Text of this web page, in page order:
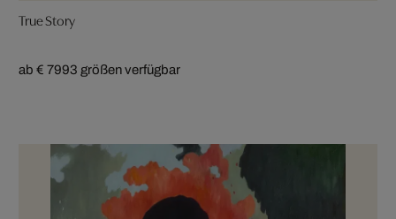
True Story
ab € 7993 größen verfügbar